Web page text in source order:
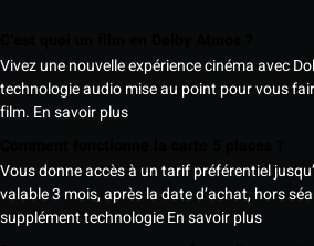
Vivez une nouvelle expérience cinéma avec
technologie audio mise au point pour vous
film. En savoir plus
Vous donne accès à un tarif préférentiel
valable 3 mois, après la date d’achat, hors
supplément technologieEn savoir plus